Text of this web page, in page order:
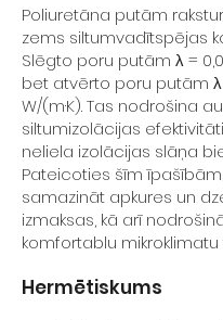
Poliuretāna putām
zems siltumvadītspējas
Slēgto poru putām λ =
bet atvērto poru putām λ
W/(m·K). Tas nodrošina
siltumizolācijas
neliela izolācijas slāņa
Pateicoties šīm
samazināt apkures un
izmaksas, kā arī
komfortablu mikroklimatu
Hermētiskums